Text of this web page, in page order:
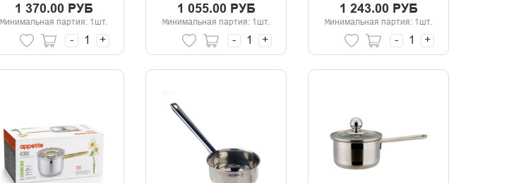
1 370.00 РУБ
Минимальная партия: 1шт.
- +
1 055.00 РУБ
Минимальная партия: 1шт.
- +
1 243.00 РУБ
Минимальная партия: 1шт.
- +